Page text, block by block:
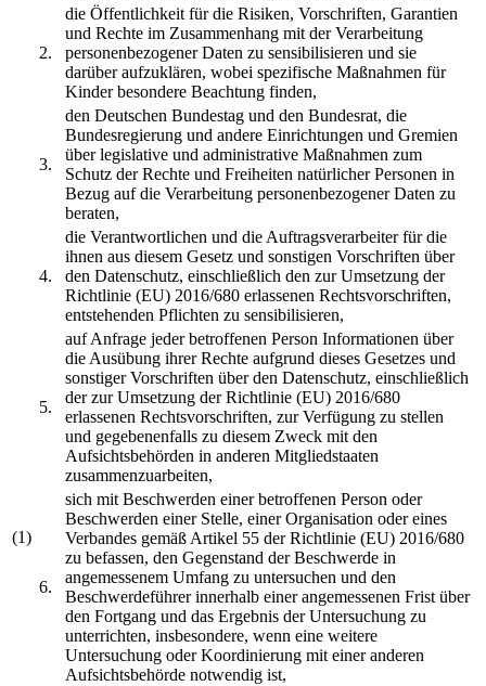
(1)
2.
die Öffentlichkeit für die Risiken, Vorschriften, Garantien
und Rechte im Zusammenhang mit der Verarbeitung
personenbezogener Daten zu sensibilisieren und sie
darüber aufzuklären, wobei spezifische Maßnahmen für
Kinder besondere Beachtung finden,
3.
den Deutschen Bundestag und den Bundesrat, die
Bundesregierung und andere Einrichtungen und Gremien
über legislative und administrative Maßnahmen zum
Schutz der Rechte und Freiheiten natürlicher Personen in
Bezug auf die Verarbeitung personenbezogener Daten zu
beraten,
4.
die Verantwortlichen und die Auftragsverarbeiter für die
ihnen aus diesem Gesetz und sonstigen Vorschriften über
den Datenschutz, einschließlich den zur Umsetzung der
Richtlinie (EU) 2016/680 erlassenen Rechtsvorschriften,
entstehenden Pflichten zu sensibilisieren,
5.
auf Anfrage jeder betroffenen Person Informationen über
die Ausübung ihrer Rechte aufgrund dieses Gesetzes und
sonstiger Vorschriften über den Datenschutz, einschließlich
der zur Umsetzung der Richtlinie (EU) 2016/680
erlassenen Rechtsvorschriften, zur Verfügung zu stellen
und gegebenenfalls zu diesem Zweck mit den
Aufsichtsbehörden in anderen Mitgliedstaaten
zusammenzuarbeiten,
6.
sich mit Beschwerden einer betroffenen Person oder
Beschwerden einer Stelle, einer Organisation oder eines
Verbandes gemäß Artikel 55 der Richtlinie (EU) 2016/680
zu befassen, den Gegenstand der Beschwerde in
angemessenem Umfang zu untersuchen und den
Beschwerdeführer innerhalb einer angemessenen Frist über
den Fortgang und das Ergebnis der Untersuchung zu
unterrichten, insbesondere, wenn eine weitere
Untersuchung oder Koordinierung mit einer anderen
Aufsichtsbehörde notwendig ist,